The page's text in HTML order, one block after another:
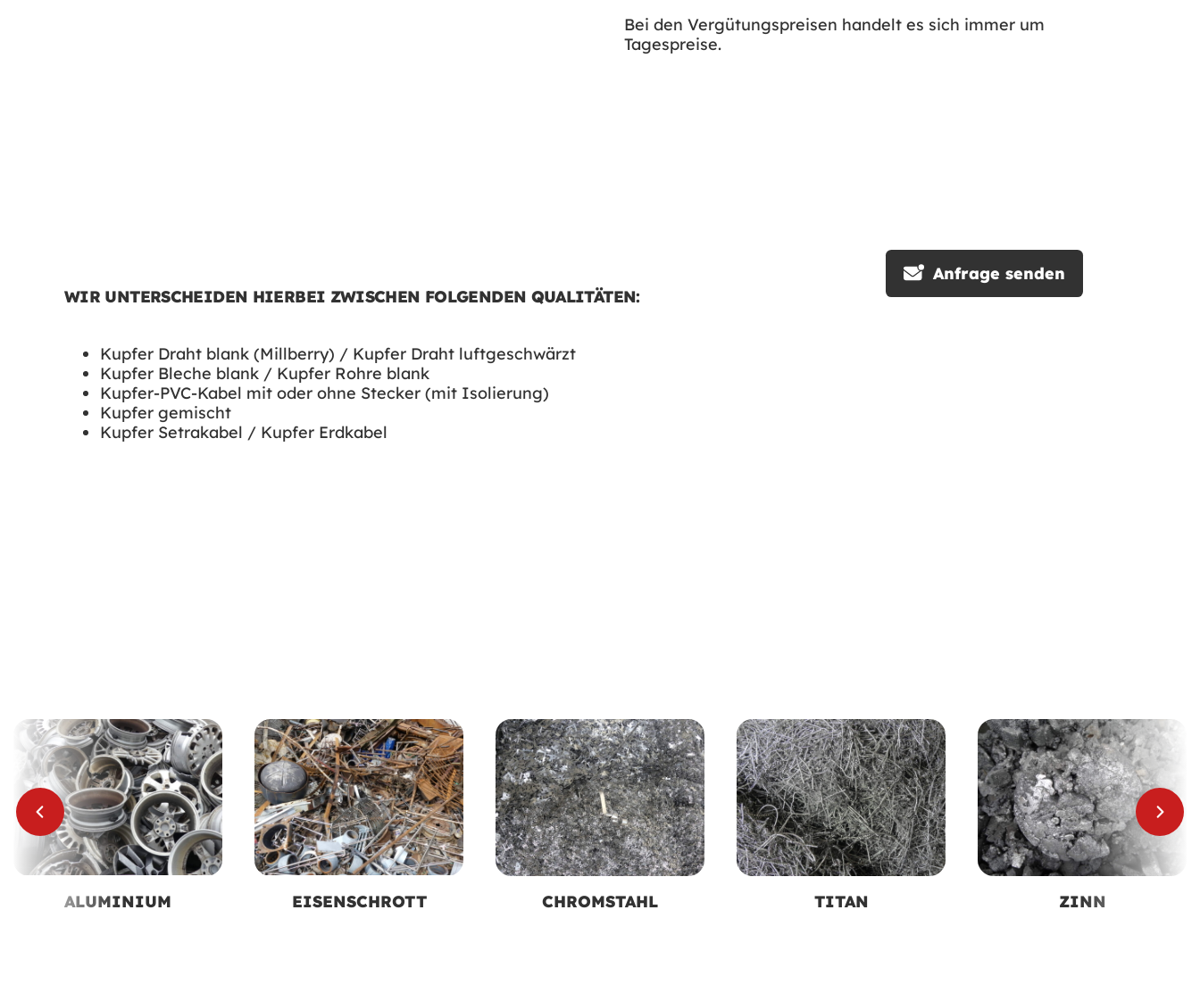
Bei den Vergütungspreisen handelt es sich immer um
Tagespreise.
WIR UNTERSCHEIDEN HIERBEI ZWISCHEN FOLGENDEN QUALITÄTEN:
Kupfer Draht blank (Millberry) / Kupfer Draht luftgeschwärzt
Kupfer Bleche blank / Kupfer Rohre blank
Kupfer-PVC-Kabel mit oder ohne Stecker (mit Isolierung)
Kupfer gemischt
Kupfer Setrakabel / Kupfer Erdkabel
Anfrage senden
ALUMINIUM EISENSCHROTT CHROMSTAHL TITAN ZINN